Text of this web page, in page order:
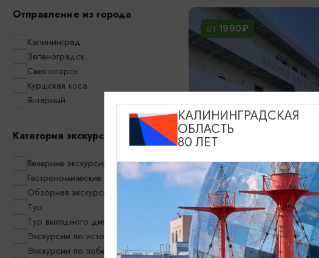
Отправление из города
Калининград
Зеленоградск
Светлогорск
Куршская коса
Янтарный
Категория экскурсии
Вечерние экскурсии
Гастрономические экскурсии
Обзорная экскурсия по Калининграду
Тур
Тур выходного дня
Экскурсии по историческим местам
Экскурсии по побережью
ОТ 1990₽
Золото Балтики: тайны
янтарного пути
09:30
КАЛИНИНГРАДСКАЯ
ОБЛАСТЬ
80 ЛЕТ